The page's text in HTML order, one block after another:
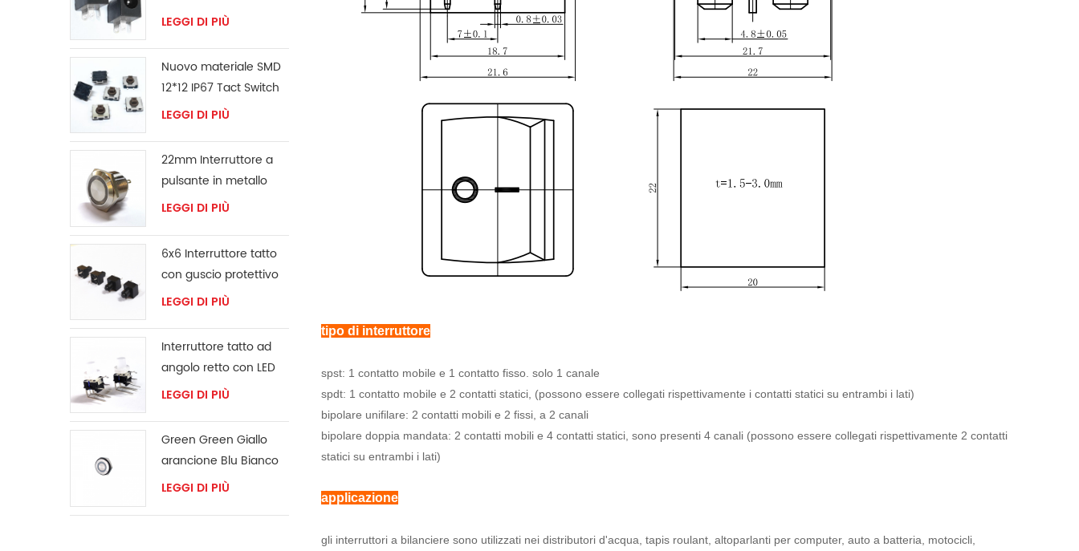
tipo di interruttore
spst: 1 contatto mobile e 1 contatto fisso. solo 1 canale
spdt: 1 contatto mobile e 2 contatti statici, (possono essere collegati rispettivamente i contatti statici su entrambi i lati)
bipolare unifilare: 2 contatti mobili e 2 fissi, a 2 canali
bipolare doppia mandata: 2 contatti mobili e 4 contatti statici, sono presenti 4 canali (possono essere collegati rispettivamente 2 contatti
statici su entrambi i lati)
applicazione
gli interruttori a bilanciere sono utilizzati nei distributori d'acqua, tapis roulant, altoparlanti per computer, auto a batteria, motocicli,
LEGGI DI PIÙ
Nuovo materiale SMD
12*12 IP67 Tact Switch
LEGGI DI PIÙ
22mm Interruttore a
pulsante in metallo
LEGGI DI PIÙ
6x6 Interruttore tatto
con guscio protettivo
LEGGI DI PIÙ
Interruttore tatto ad
angolo retto con LED
LEGGI DI PIÙ
Green Green Giallo
arancione Blu Bianco
LED Anello Switch
LEGGI DI PIÙ